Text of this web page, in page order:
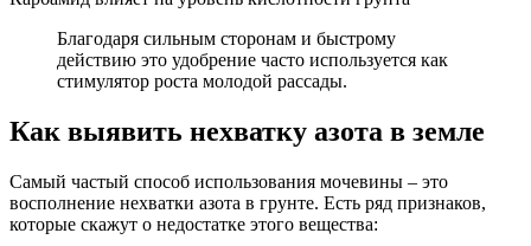
Благодаря сильным сторонам и быстрому
действию это удобрение часто используется как
стимулятор роста молодой рассады.
Как выявить нехватку азота в земле
Самый частый способ использования мочевины – это
восполнение нехватки азота в грунте. Есть ряд признаков,
которые скажут о недостатке этого вещества: